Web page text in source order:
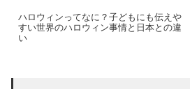
ハロウィンってなに？子どもにも伝えや
すい世界のハロウィン事情と日本との違
い